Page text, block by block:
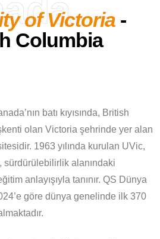
of Victoria-
Columbia
batı kıyısında, British
olan Victoria şehrinde yer alan
1963 yılında kurulan UVic,
sürdürülebilirlik alanındaki
anlayışıyla tanınır. QS Dünya
göre dünya genelinde ilk 370